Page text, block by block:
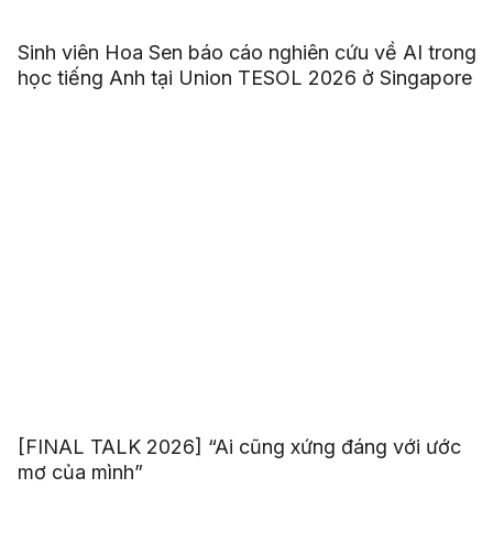
Sinh viên Hoa Sen báo cáo nghiên cứu về AI trong
học tiếng Anh tại Union TESOL 2026 ở Singapore
[FINAL TALK 2026] “Ai cũng xứng đáng với ước
mơ của mình”